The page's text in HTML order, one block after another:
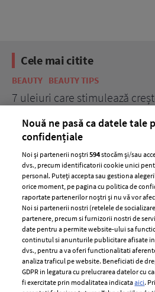
Cele mai citite
BEAUTY BEAUTY TIPS
7 uleiuri care stimulează
ELLE Style Awards
2024
Despre ELLE
Romania
Contact
Nouă ne pasă ca datele tale
confidențiale
Noi și partenerii noștri594stocăm și/sau
dvs., precum identificatorii cookie unici
personal. Puteți accepta sau gestiona
orice moment, pe pagina cu politica de
raportate partenerilor noștri și nu vă vor
Noi si partenerii nostri (retelele de
partenere, precum si furnizorii nostri de
date pentru a permite website-ului sa
continutul si anunturile publicitare afisate
dvs., pentru a va oferi functionalitati
analiza traficul pe website. Beneficiati de
GDPR in legatura cu prelucrarea datelor cu
fi exercitate prin modalitatea indicataaici.